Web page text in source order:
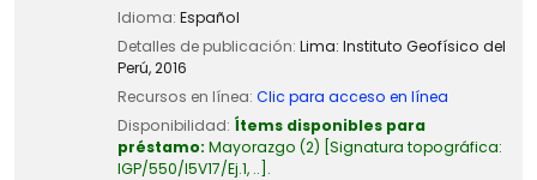
Idioma: Español
Detalles de publicación: Lima: Instituto Geofísico del
Perú,2016
Recursos en línea: Clic para acceso en línea
Disponibilidad: Ítems disponibles para
préstamo: Mayorazgo (2) Signatura topográfica:
IGP/550/I5V17/Ej.1, .. .